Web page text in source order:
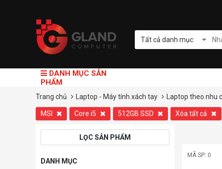
Tất cả danh mục
DANH MỤC SẢN
PHẨM
Trang chủ Laptop - Máy tính xách tay Laptop theo nhu
MSI Core i5 512GB SSD Xóa tất cả
LỌC SẢN PHẨM
DANH MỤC
MÃ SP: 0